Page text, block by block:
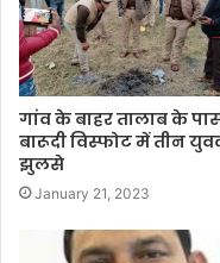
गांव के बाहर तालाब के
बारूदी विस्फोट में तीन
झुलसे
January 21, 2023